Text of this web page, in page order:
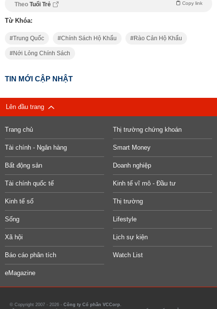
Theo Tuổi Trẻ Copy link
Từ Khóa:
Trung Quốc Chính Sách Hộ Khẩu Rào Cản Hộ Khẩu
Nới Lỏng Chính Sách
TIN MỚI CẬP NHẬT
Lên đầu trang
Trang chủ Thị trường chứng khoán
Tài chính - Ngân hàng Smart Money
Bất động sản Doanh nghiệp
Tài chính quốc tế Kinh tế vĩ mô - Đầu tư
Kinh tế số Thị trường
Sống Lifestyle
Xã hội Lịch sự kiện
Báo cáo phân tích Watch List
eMagazine
© Copyright 2007 - 2026 - Công ty Cổ phần VCCorp.